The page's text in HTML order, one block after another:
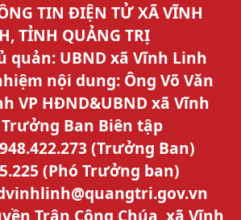
TIN ĐIỆN TỬ XÃ VĨNH
TỈNH QUẢNG TRỊ
quản: UBND xã Vĩnh Linh
nội dung: Ông Võ Văn
VP HĐND&UBND xã Vĩnh
Ban Biên tập
(Trưởng Ban)
(Phó Trưởng ban)
Trân Công Chúa, xã Vĩnh